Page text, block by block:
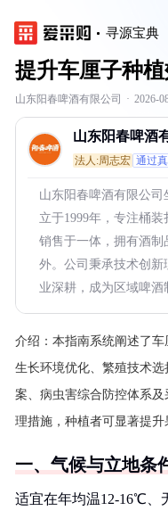
寻源宝典
提升车厘子种
山东阳春啤酒有限公司 · 2026-
山东阳春啤酒
法人:周志宏 通过
山东阳春啤酒有限公
立于1999年，专注桶装
销售于一体，拥有酒
外。公司秉承技术创
业深耕，成为区域啤酒
介绍： 本指南系统阐述了
生长环境优化、繁殖技术
案、病虫害综合防控体系
理措施，种植者可显著提升
一、气候与立地条
适宜在年均温12-16℃、